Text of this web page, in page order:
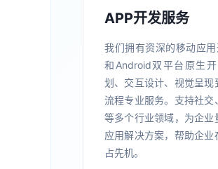
APP开发服务
我们拥有资深的移动应
和Android双平台原生
划、交互设计、视觉呈
流程专业服务。支持社
等多个行业领域，为企
应用解决方案，帮助企
占先机。